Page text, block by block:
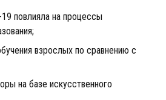
повлияла на процессы
взрослых по сравнению с
на базе искусственного